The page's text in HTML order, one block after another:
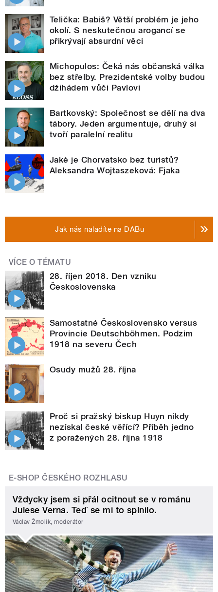
Telička: Babiš? Větší problém je jeho
okolí. S neskutečnou arogancí se
přikrývají absurdní věci
Michopulos: Čeká nás občanská válka
bez střelby. Prezidentské volby budou
džihádem vůči Pavlovi
Bartkovský: Společnost se dělí na dva
tábory. Jeden argumentuje, druhý si
tvoří paralelní realitu
Jaké je Chorvatsko bez turistů?
Aleksandra Wojtaszeková: Fjaka
Jak nás naladíte na DABu
VÍCE O TÉMATU
28. říjen 2018. Den vzniku
Československa
Samostatné Československo versus
Provincie Deutschböhmen. Podzim
1918 na severu Čech
Osudy mužů 28. října
Proč si pražský biskup Huyn nikdy
nezískal české věřící? Příběh jedno
z poražených 28. října 1918
E-SHOP ČESKÉHO ROZHLASU
Vždycky jsem si přál ocitnout se v románu
Julese Verna. Teď se mi to splnilo.
Václav Žmolík, moderátor